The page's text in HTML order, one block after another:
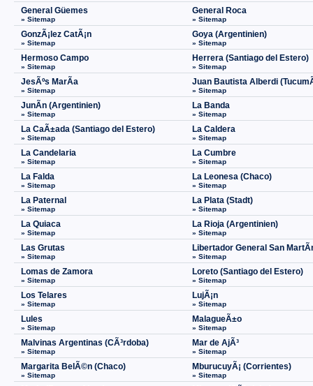
General Güemes
» Sitemap
General Roca
» Sitemap
GonzÃ¡lez CatÃ¡n
» Sitemap
Goya (Argentinien)
» Sitemap
Hermoso Campo
» Sitemap
Herrera (Santiago del Estero)
» Sitemap
JesÃºs MarÃ­a
» Sitemap
Juan Bautista Alberdi
» Sitemap
JunÃ­n (Argentinien)
» Sitemap
La Banda
» Sitemap
La CaÃ±ada (Santiago del Estero)
» Sitemap
La Caldera
» Sitemap
La Candelaria
» Sitemap
La Cumbre
» Sitemap
La Falda
» Sitemap
La Leonesa (Chaco)
» Sitemap
La Paternal
» Sitemap
La Plata (Stadt)
» Sitemap
La Quiaca
» Sitemap
La Rioja (Argentinien)
» Sitemap
Las Grutas
» Sitemap
Libertador General San
» Sitemap
Lomas de Zamora
» Sitemap
Loreto (Santiago del Estero)
» Sitemap
Los Telares
» Sitemap
LujÃ¡n
» Sitemap
Lules
» Sitemap
MalagueÃ±o
» Sitemap
Malvinas Argentinas (CÃ³rdoba)
» Sitemap
Mar de AjÃ³
» Sitemap
Margarita BelÃ©n (Chaco)
» Sitemap
MburucuyÃ¡ (Corrientes)
» Sitemap